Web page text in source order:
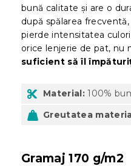
bună calitate și are o
după spălarea
pierde intensitatea
orice lenjerie de pat, nu
suficient să îl
Material: 100%
Greutatea
Gramaj 170 g/m2